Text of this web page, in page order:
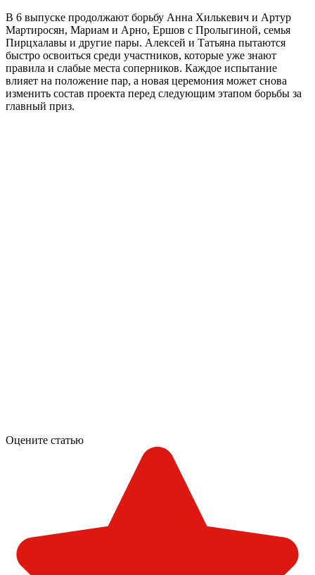
В 6 выпуске продолжают борьбу Анна Хилькевич и Артур
Мартиросян, Мариам и Арно, Ершов с Пролыгиной, семья
Пирцхалавы и другие пары. Алексей и Татьяна пытаются
быстро освоиться среди участников, которые уже знают
правила и слабые места соперников. Каждое испытание
влияет на положение пар, а новая церемония может снова
изменить состав проекта перед следующим этапом борьбы за
главный приз.
Оцените статью